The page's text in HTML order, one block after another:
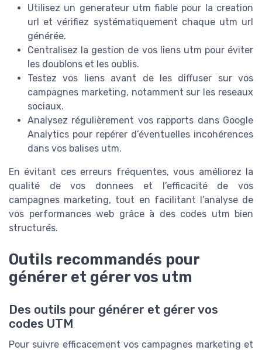
Utilisez un generateur utm fiable pour la creation
url et vérifiez systématiquement chaque utm url
générée.
Centralisez la gestion de vos liens utm pour éviter
les doublons et les oublis.
Testez vos liens avant de les diffuser sur vos
campagnes marketing, notamment sur les reseaux
sociaux.
Analysez régulièrement vos rapports dans Google
Analytics pour repérer d’éventuelles incohérences
dans vos balises utm.
En évitant ces erreurs fréquentes, vous améliorez la
qualité de vos donnees et l’efficacité de vos
campagnes marketing, tout en facilitant l’analyse de
vos performances web grâce à des codes utm bien
structurés.
Outils recommandés pour
générer et gérer vos utm
Des outils pour générer et gérer vos
codes UTM
Pour suivre efficacement vos campagnes marketing et